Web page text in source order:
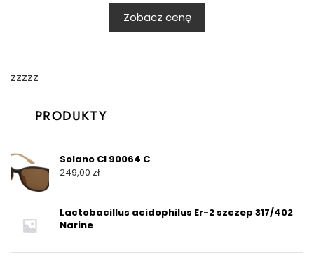
Zobacz cenę
zzzzz
PRODUKTY
Solano Cl 90064 C
249,00 zł
Lactobacillus acidophilus Er-2 szczep 317/402
Narine